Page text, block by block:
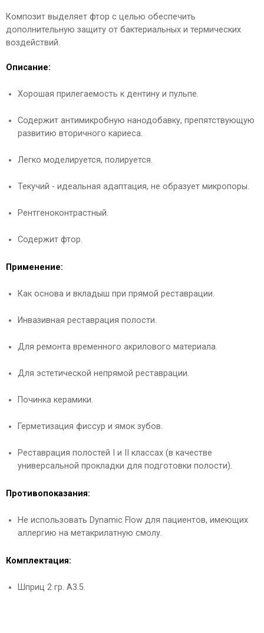
Композит выделяет фтор с целью обеспечить
дополнительную защиту от бактериальных и термических
воздействий.
Описание:
Хорошая прилегаемость к дентину и пульпе.
Содержит антимикробную нанодобавку, препятствующую
развитию вторичного кариеса.
Легко моделируется, полируется.
Текучий - идеальная адаптация, не образует микропоры.
Рентгеноконтрастный.
Содержит фтор.
Применение:
Как основа и вкладыш при прямой реставрации.
Инвазивная реставрация полости.
Для ремонта временного акрилового материала.
Для эстетической непрямой реставрации.
Починка керамики.
Герметизация фиссур и ямок зубов.
Реставрация полостей I и II классах (в качестве
универсальной прокладки для подготовки полости).
Противопоказания:
Не использовать Dynamic Flow для пациентов, имеющих
аллергию на метакрилатную смолу.
Комплектация:
Шприц 2 гр. А3.5.